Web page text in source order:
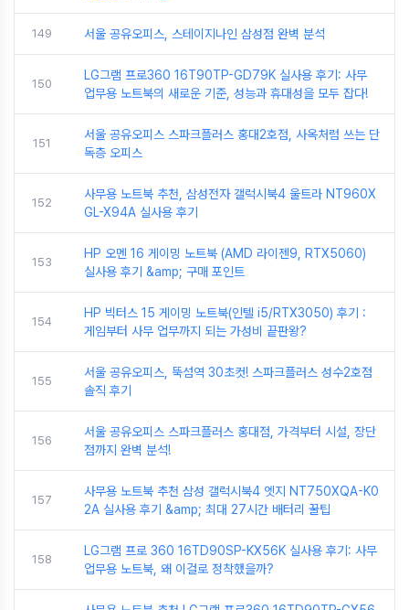
149 서울 공유오피스, 스테이지나인 삼성점 완벽 분석
150
LG그램 프로360 16T90TP-GD79K 실사용 후기: 사무
업무용 노트북의 새로운 기준, 성능과 휴대성을 모두 잡다!
151
서울 공유오피스 스파크플러스 홍대2호점, 사옥처럼 쓰는 단
독층 오피스
152
사무용 노트북 추천, 삼성전자 갤럭시북4 울트라 NT960X
GL-X94A 실사용 후기
153
HP 오멘 16 게이밍 노트북 (AMD 라이젠9, RTX5060)
실사용 후기 &amp; 구매 포인트
154
HP 빅터스 15 게이밍 노트북(인텔 i5/RTX3050) 후기 :
게임부터 사무 업무까지 되는 가성비 끝판왕?
155
서울 공유오피스, 뚝섬역 30초컷! 스파크플러스 성수2호점
솔직 후기
156
서울 공유오피스 스파크플러스 홍대점, 가격부터 시설, 장단
점까지 완벽 분석!
157
사무용 노트북 추천 삼성 갤럭시북4 엣지 NT750XQA-K0
2A 실사용 후기 &amp; 최대 27시간 배터리 꿀팁
158
LG그램 프로 360 16TD90SP-KX56K 실사용 후기: 사무
업무용 노트북, 왜 이걸로 정착했을까?